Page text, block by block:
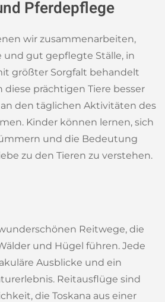
Pferdepflege
wir zusammenarbeiten,
und gut gepflegte Ställe, in
größter Sorgfalt behandelt
diese prächtigen Tiere besser
den täglichen Aktivitäten des
Kinder können lernen, sich
und die Bedeutung
zu den Tieren zu verstehen.
Reitwege, die
und Hügel führen. Jede
Ausblicke und ein
Reitausflüge sind
die Toskana aus einer